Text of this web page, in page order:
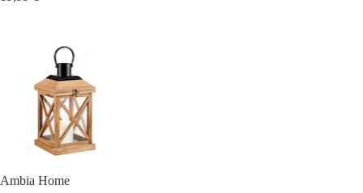
Ambia Home